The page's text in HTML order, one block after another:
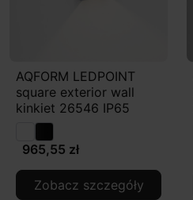
AQFORM LEDPOINT
square exterior wall
kinkiet 26546 IP65
965,55 zł
Zobacz szczegóły